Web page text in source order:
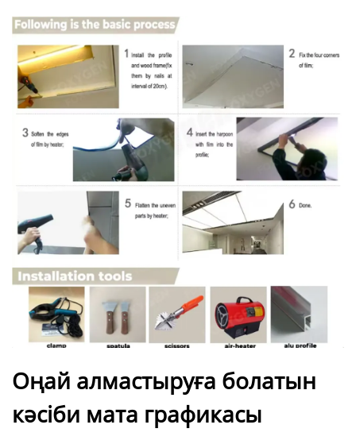
Оңай алмастыруға болатын
кәсіби мата графикасы